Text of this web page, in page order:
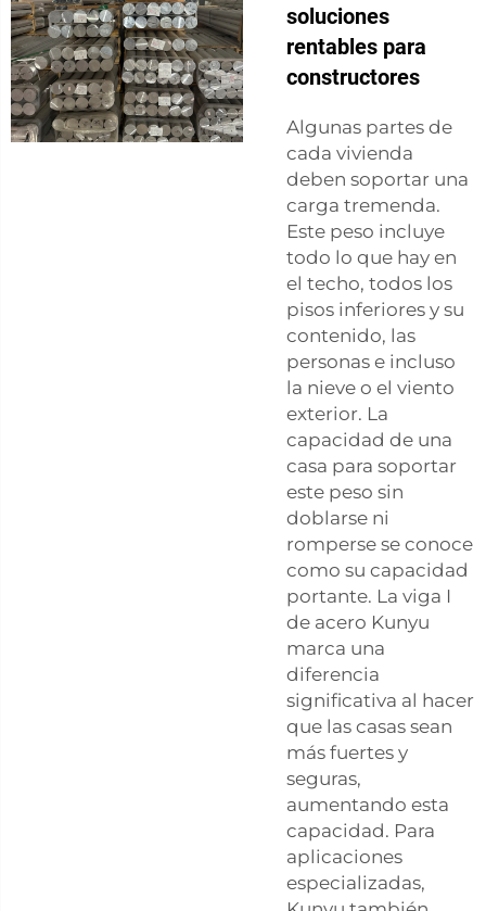
soluciones
rentables para
constructores
Algunas partes de
cada vivienda
deben soportar una
carga tremenda.
Este peso incluye
todo lo que hay en
el techo, todos los
pisos inferiores y su
contenido, las
personas e incluso
la nieve o el viento
exterior. La
capacidad de una
casa para soportar
este peso sin
doblarse ni
romperse se conoce
como su capacidad
portante. La viga I
de acero Kunyu
marca una
diferencia
significativa al hacer
que las casas sean
más fuertes y
seguras,
aumentando esta
capacidad. Para
aplicaciones
especializadas,